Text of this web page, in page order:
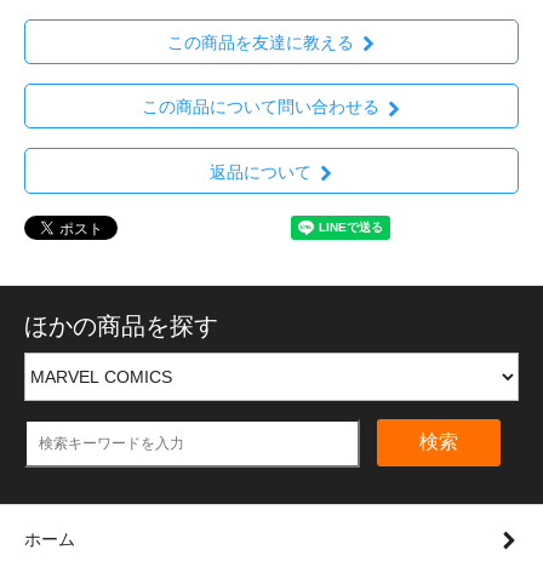
この商品を友達に教える
この商品について問い合わせる
返品について
ほかの商品を探す
検索
ホーム